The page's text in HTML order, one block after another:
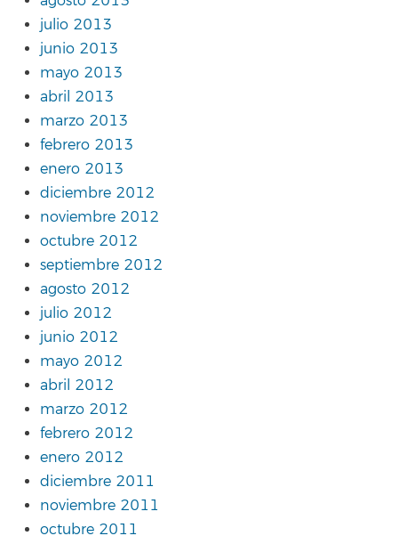
julio 2013
junio 2013
mayo 2013
abril 2013
marzo 2013
febrero 2013
enero 2013
diciembre 2012
noviembre 2012
octubre 2012
septiembre 2012
agosto 2012
julio 2012
junio 2012
mayo 2012
abril 2012
marzo 2012
febrero 2012
enero 2012
diciembre 2011
noviembre 2011
octubre 2011